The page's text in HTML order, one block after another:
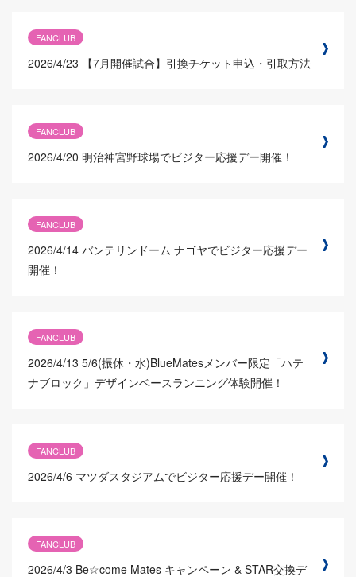
FANCLUB
2026/4/23 【7月開催試合】引換チケット申込・引取方法
FANCLUB
2026/4/20 明治神宮野球場でビジター応援デー開催！
FANCLUB
2026/4/14 バンテリンドーム ナゴヤでビジター応援デー
開催！
FANCLUB
2026/4/13 5/6(振休・水)BlueMatesメンバー限定「ハテ
ナブロック」デザインベースランニング体験開催！
FANCLUB
2026/4/6 マツダスタジアムでビジター応援デー開催！
FANCLUB
2026/4/3 Be☆come Mates キャンペーン & STAR交換デ